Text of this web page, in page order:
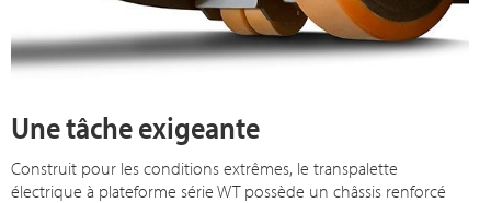
Une tâche exigeante
Construit pour les conditions extrêmes, le transpalette
électrique à plateforme série WT possède un châssis renforcé